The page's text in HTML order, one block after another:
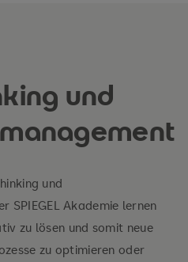
und
und
SPIEGEL Akademie lernen
zu lösen und somit neue
zu optimieren oder